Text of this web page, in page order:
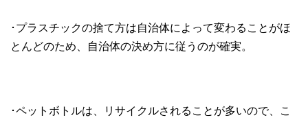
･プラスチックの捨て方は自治体によって変わることがほ
とんどのため、自治体の決め方に従うのが確実。
･ペットボトルは、リサイクルされることが多いので、こ